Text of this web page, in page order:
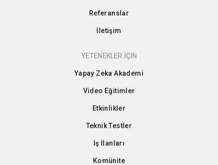
Referanslar
İletişim
YETENEKLER İÇİN
Yapay Zeka Akademi
Video Eğitimler
Etkinlikler
Teknik Testler
İş İlanları
Komünite